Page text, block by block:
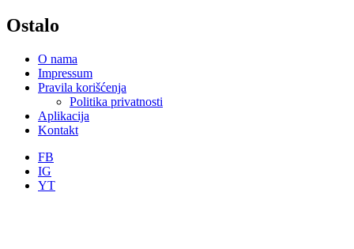
Ostalo
O nama
Impressum
Pravila korišćenja
Politika privatnosti
Aplikacija
Kontakt
FB
IG
YT